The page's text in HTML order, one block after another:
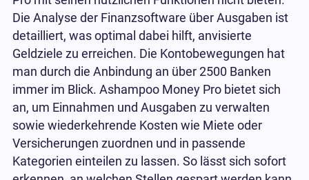
Die Analyse der Finanzsoftware über Ausgaben ist
detailliert, was optimal dabei hilft, anvisierte
Geldziele zu erreichen. Die Kontobewegungen hat
man durch die Anbindung an über 2500 Banken
immer im Blick. Ashampoo Money Pro bietet sich
an, um Einnahmen und Ausgaben zu verwalten
sowie wiederkehrende Kosten wie Miete oder
Versicherungen zuordnen und in passende
Kategorien einteilen zu lassen. So lässt sich sofort